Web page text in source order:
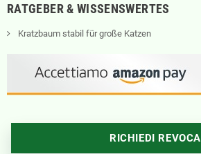
RATGEBER & WISSENSWERTES
Kratzbaum stabil für große Katzen
RICHIEDI REVOCA